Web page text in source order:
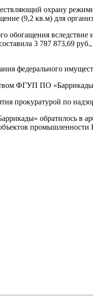
охрану
(9,2 кв.м) для
обогащения
3 787 873,69
федерального
ФГУП ПО
прокуратурой по
обратилось в